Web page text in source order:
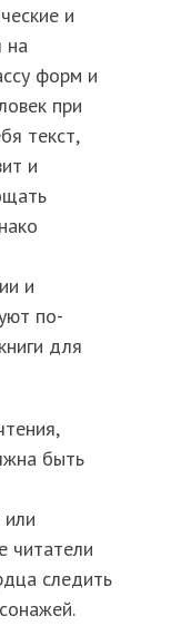
и
на
форм и
при
текст,
и
и
по-
для
быть
читатели
следить